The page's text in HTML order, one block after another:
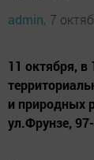
admin, 7
11 октября,
и природных
ул.Фрунзе,